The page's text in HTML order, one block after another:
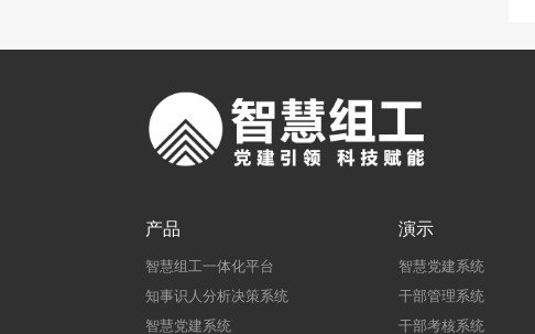
产品
智慧组工一体化平台
知事识人分析决策系统
智慧党建系统
演示
智慧党建系统
干部管理系统
干部考核系统